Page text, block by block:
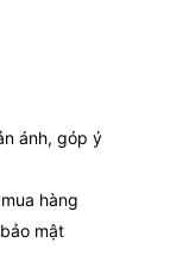
Version 6
Unit
ft (0 to
45°C (de-rate
relative
ft (0 to 3000 m)
ánh, góp ý
hàng
mật